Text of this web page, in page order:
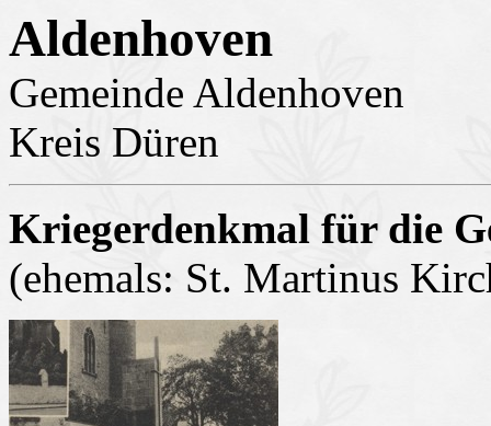
Aldenhoven
Gemeinde Aldenhoven
Kreis Düren
Kriegerdenkmal für die
(ehemals: St. Martinus